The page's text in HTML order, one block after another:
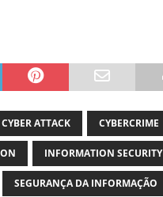
CYBER ATTACK CYBERCRIME
INFORMATION SECURITY
SEGURANÇA DA INFORMAÇÃO